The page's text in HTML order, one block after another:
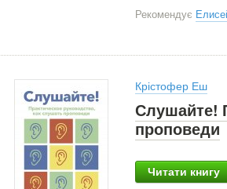
Рекомендує
Крістофер Еш
Слушайте!
проповеди
Читати книгу